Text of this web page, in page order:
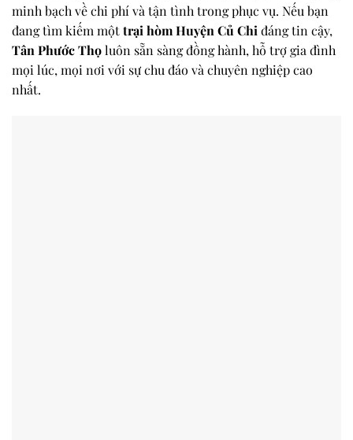
minh bạch về chi phí và tận tình trong phục vụ. Nếu bạn
đang tìm kiếm mộttrại hòm Huyện Củ Chi đáng tin cậy,
Tân Phước Thọluôn sẵn sàng đồng hành, hỗ trợ gia đình
mọi lúc, mọi nơi với sự chu đáo và chuyên nghiệp cao
nhất.